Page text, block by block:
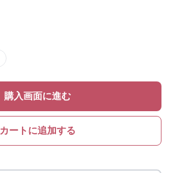
購入画面に進む
カートに追加する